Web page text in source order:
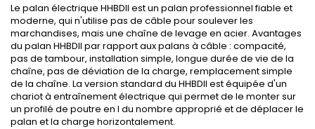
Le palan électrique HHBDII est un palan professionnel fiable et
moderne, qui n'utilise pas de câble pour soulever les
marchandises, mais une chaîne de levage en acier. Avantages
du palan HHBDII par rapport aux palans à câble : compacité,
pas de tambour, installation simple, longue durée de vie de la
chaîne, pas de déviation de la charge, remplacement simple
de la chaîne. La version standard du HHBDII est équipée d'un
chariot à entraînement électrique qui permet de le monter sur
un profilé de poutre en I du nombre approprié et de déplacer le
palan et la charge horizontalement.